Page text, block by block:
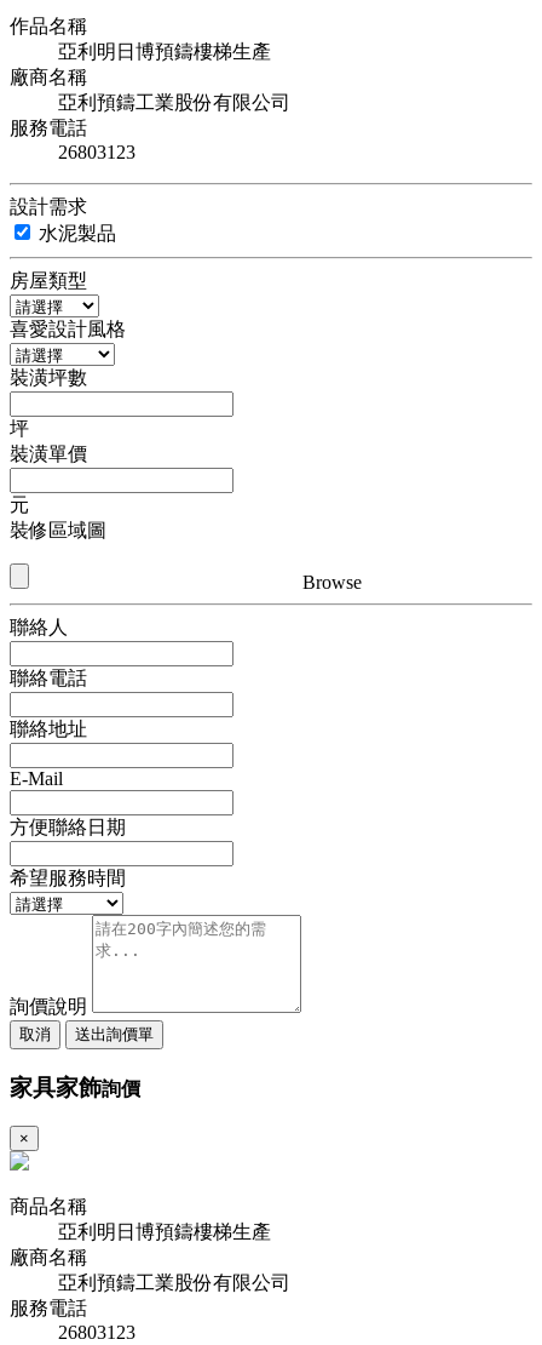
作品名稱
亞利明日博預鑄樓梯生產
廠商名稱
亞利預鑄工業股份有限公司
服務電話
26803123
設計需求
水泥製品
房屋類型
喜愛設計風格
裝潢坪數
坪
裝潢單價
元
裝修區域圖
Browse
聯絡人
聯絡電話
聯絡地址
E-Mail
方便聯絡日期
希望服務時間
詢價說明
取消 送出詢價單
家具家飾詢價
×
商品名稱
亞利明日博預鑄樓梯生產
廠商名稱
亞利預鑄工業股份有限公司
服務電話
26803123